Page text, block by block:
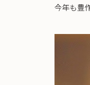
今年も豊